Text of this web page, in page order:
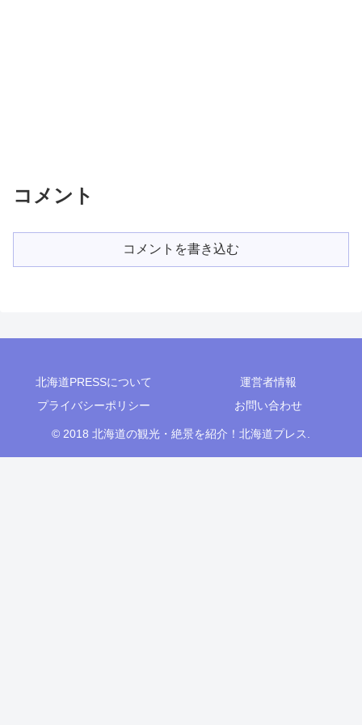
コメント
コメントを書き込む
北海道PRESSについて
運営者情報
プライバシーポリシー
お問い合わせ
© 2018 北海道の観光・絶景を紹介！北海道プレス.